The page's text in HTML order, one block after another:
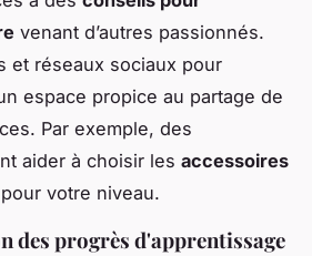
venant d’autres passionnés.
et réseaux sociaux pour
espace propice au partage de
Par exemple, des
aider à choisir les accessoires
votre niveau.
des progrès d'apprentissage